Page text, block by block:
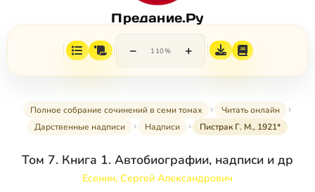
Предание.Ру
− 110% +
Полное собрание сочинений в семи томах
Читать онлайн
Дарственные надписи
Надписи Пистрак Г. М., 1921*
Том 7. Книга 1. Автобиографии, надписи и др
Есенин, Сергей Александрович